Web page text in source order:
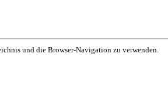
und die Browser-Navigation zu verwenden.